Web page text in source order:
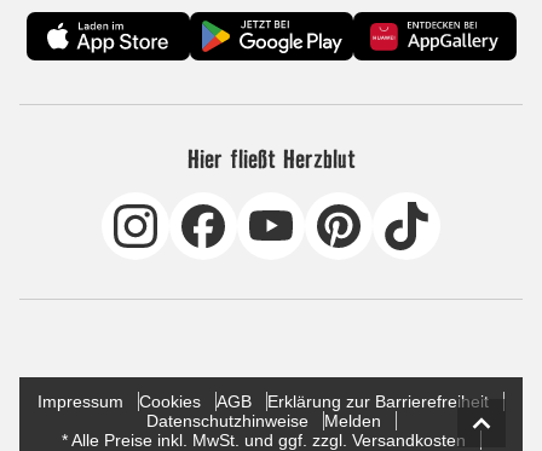
Hier fließt Herzblut
Impressum Cookies AGB
Erklärung zur Barrierefreiheit
Datenschutzhinweise
Melden
* Alle Preise inkl. MwSt. und ggf. zzgl. Versandkosten